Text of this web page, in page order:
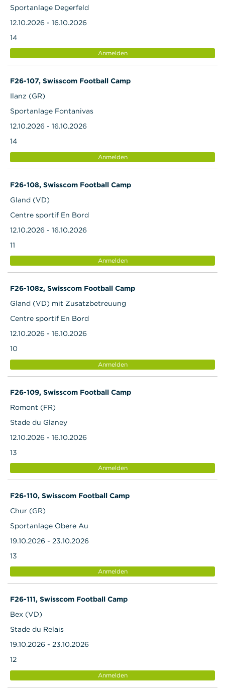
Sportanlage Degerfeld
12.10.2026 - 16.10.2026
14
Anmelden
F26-107, Swisscom Football Camp
Ilanz (GR)
Sportanlage Fontanivas
12.10.2026 - 16.10.2026
14
Anmelden
F26-108, Swisscom Football Camp
Gland (VD)
Centre sportif En Bord
12.10.2026 - 16.10.2026
11
Anmelden
F26-108z, Swisscom Football Camp
Gland (VD) mit Zusatzbetreuung
Centre sportif En Bord
12.10.2026 - 16.10.2026
10
Anmelden
F26-109, Swisscom Football Camp
Romont (FR)
Stade du Glaney
12.10.2026 - 16.10.2026
13
Anmelden
F26-110, Swisscom Football Camp
Chur (GR)
Sportanlage Obere Au
19.10.2026 - 23.10.2026
13
Anmelden
F26-111, Swisscom Football Camp
Bex (VD)
Stade du Relais
19.10.2026 - 23.10.2026
12
Anmelden